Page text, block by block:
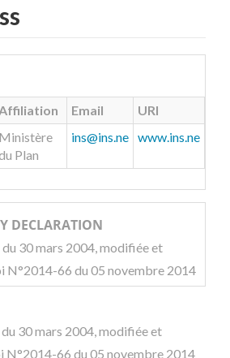
Email
URI
Ministère
Plan
ins@ins.ne www.ins.ne
DECLARATION
30 mars 2004, modifiée et
N°2014-66 du 05 novembre 2014
30 mars 2004, modifiée et
N°2014-66 du 05 novembre 2014